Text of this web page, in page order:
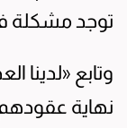
توجد مشكلة
وتابع «لدينا
نهاية عقودهم